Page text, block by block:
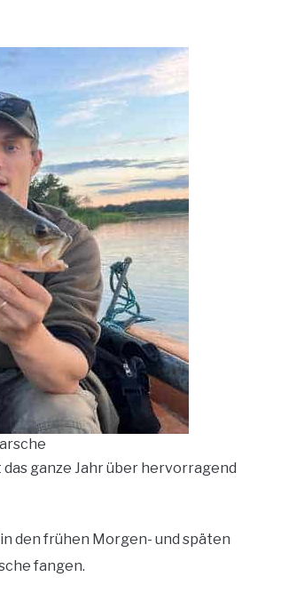
ganze Jahr über hervorragend
den frühen Morgen- und späten
fangen.